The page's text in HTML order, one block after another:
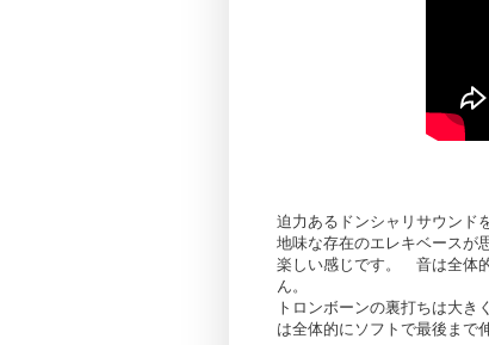
迫力あるドンシャリサウン
地味な存在のエレキベースが
楽しい感じです。 音は全体
ん。
トロンボーンの裏打ちは大
は全体的にソフトで最後まで